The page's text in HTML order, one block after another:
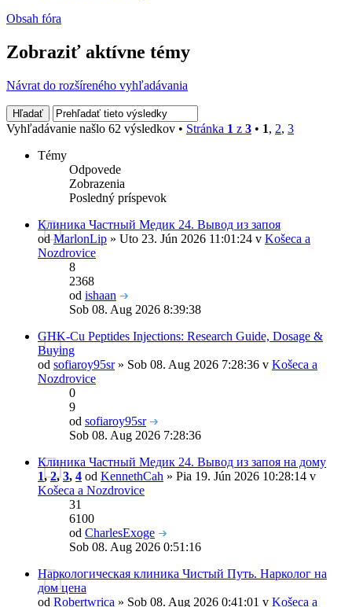
Obsah fóra
Zobraziť aktívne témy
Návrat do rozšíreného vyhľadávania
Vyhľadávanie našlo 62 výsledkov • Stránka 1 z 3 • 1, 2, 3
Témy
Odpovede
Zobrazenia
Posledný príspevok
Клиника Частный Медик 24. Вывод из запоя
odMarlonLip » Uto 23. Jún 2026 11:01:24 v Košeca a
Nozdrovice
8
2368
od ishaan
Sob 08. Aug 2026 8:39:38
GHK-Cu Peptides Injections: Research Guide, Dosage &
Buying
od sofiaroy95sr» Sob 08. Aug 2026 7:28:36 v Košeca a
Nozdrovice
0
9
od sofiaroy95sr
Sob 08. Aug 2026 7:28:36
Клиника Частный Медик 24. Вывод из запоя на дому
1,2,3, 4 od KennethCah » Pia 19. Jún 2026 10:28:14 v
Košeca a Nozdrovice
31
6100
od CharlesExoge
Sob 08. Aug 2026 0:51:16
Наркологическая клиника Чистый Путь. Нарколог на
дом цена
od Robertwrica » Sob 08. Aug 2026 0:41:01 v Košeca a